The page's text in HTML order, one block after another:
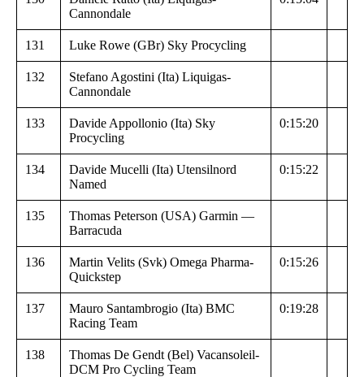
Cannondale
131 Luke Rowe (GBr) Sky Procycling
132
Stefano Agostini (Ita) Liquigas-
Cannondale
133
Davide Appollonio (Ita) Sky
Procycling
0:15:20
134
Davide Mucelli (Ita) Utensilnord
Named
0:15:22
135
Thomas Peterson (USA) Garmin —
Barracuda
136
Martin Velits (Svk) Omega Pharma-
Quickstep
0:15:26
137
Mauro Santambrogio (Ita) BMC
Racing Team
0:19:28
138
Thomas De Gendt (Bel) Vacansoleil-
DCM Pro Cycling Team